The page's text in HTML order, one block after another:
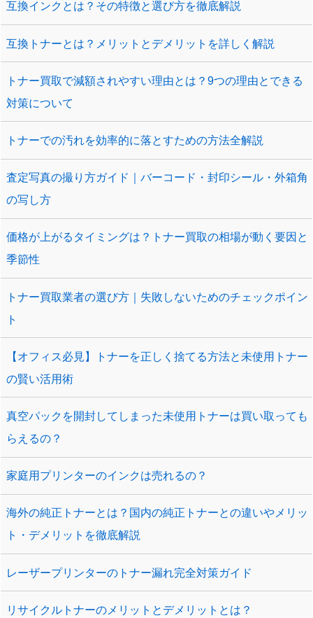
互換インクとは？その特徴と選び方を徹底解説
互換トナーとは？メリットとデメリットを詳しく解説
トナー買取で減額されやすい理由とは？9つの理由とできる
対策について
トナーでの汚れを効率的に落とすための方法全解説
査定写真の撮り方ガイド｜バーコード・封印シール・外箱角
の写し方
価格が上がるタイミングは？トナー買取の相場が動く要因と
季節性
トナー買取業者の選び方｜失敗しないためのチェックポイン
ト
【オフィス必見】トナーを正しく捨てる方法と未使用トナー
の賢い活用術
真空パックを開封してしまった未使用トナーは買い取っても
らえるの？
家庭用プリンターのインクは売れるの？
海外の純正トナーとは？国内の純正トナーとの違いやメリッ
ト・デメリットを徹底解説
レーザープリンターのトナー漏れ完全対策ガイド
リサイクルトナーのメリットとデメリットとは？